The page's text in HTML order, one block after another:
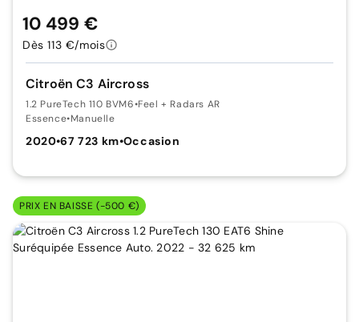
Citroën C3 Aircross
1.2 PureTech 110 BVM6•Feel + Radars AR
Essence•Manuelle
2020•67 723 km•Occasion
10 499 €
Dès 113 €/mois
PRIX EN BAISSE (-500 €)